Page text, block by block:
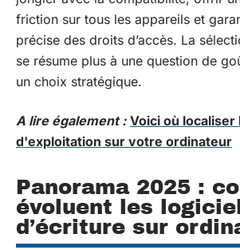
friction sur tous les appareils et
précise des droits d’accès. La
se résume plus à une question de
un choix stratégique.
A lire également : Voici où localiser
d'exploitation sur votre ordinateur
Panorama 2025 :
évoluent les
d’écriture sur